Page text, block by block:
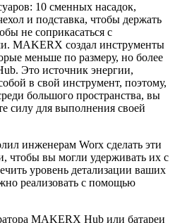
10 сменных насадок,
и подставка, чтобы держать
не соприкасаться с
MAKERX создал инструменты
меньше по размеру, но более
Это источник энергии,
в свой инструмент, поэтому,
большого пространства, вы
силу для выполнения своей
инженерам Worx сделать эти
чтобы вы могли удерживать их с
уровень детализации ваших
реализовать с помощью
MAKERX Hub или батареи